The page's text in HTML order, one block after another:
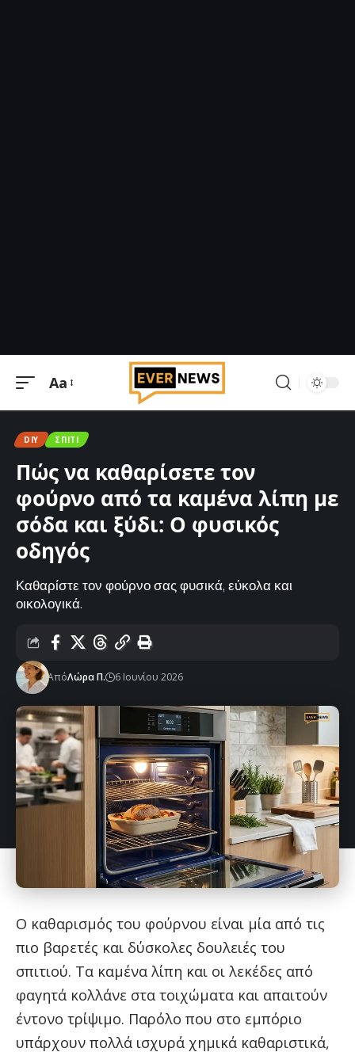
Μεγέθυνση
Aa
DIY ΣΠΊΤΙ
Πώς να καθαρίσετε τον
φούρνο από τα καμένα λίπη με
σόδα και ξύδι: Ο φυσικός
οδηγός
Καθαρίστε τον φούρνο σας φυσικά, εύκολα και
οικολογικά.
ΑπόΛώρα Π. 6 Ιουνίου 2026
Ο καθαρισμός του φούρνου είναι μία από τις
πιο βαρετές και δύσκολες δουλειές του
σπιτιού. Τα καμένα λίπη και οι λεκέδες από
φαγητά κολλάνε στα τοιχώματα και απαιτούν
έντονο τρίψιμο. Παρόλο που στο εμπόριο
υπάρχουν πολλά ισχυρά χημικά καθαριστικά,